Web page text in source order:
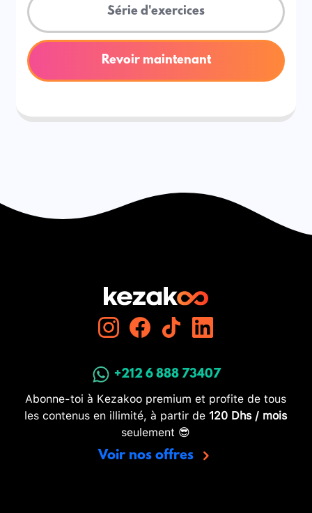
Série d'exercices
Revoir maintenant
+212 6 888 73407
Abonne-toi à Kezakoo premium et profite de tous
les contenus en illimité, à partir de 120 Dhs / mois
seulement 😎
Voir nos offres